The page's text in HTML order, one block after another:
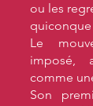
ou les
quiconque
Le
imposé,
comme
Son